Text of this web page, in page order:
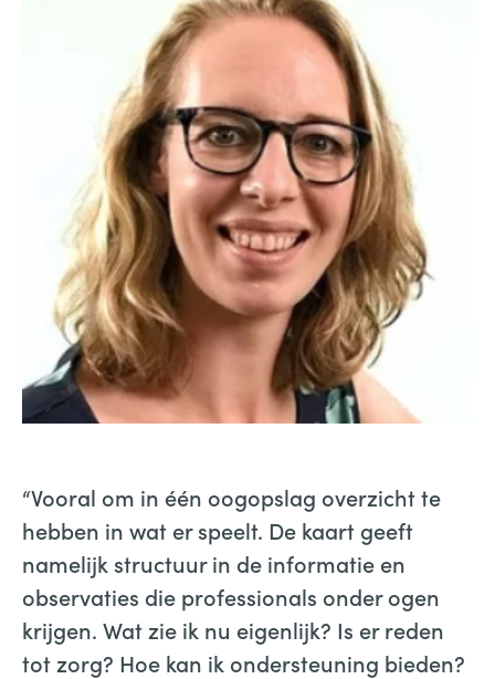
“Vooral om in één oogopslag overzicht te
hebben in wat er speelt. De kaart geeft
namelijk structuur in de informatie en
observaties die professionals onder ogen
krijgen. Wat zie ik nu eigenlijk? Is er reden
tot zorg? Hoe kan ik ondersteuning bieden?